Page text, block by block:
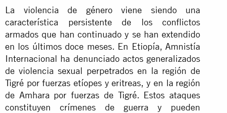
La violencia de género viene siendo una
característica persistente de los conflictos
armados que han continuado y se han extendido
en los últimos doce meses. En Etiopía, Amnistía
Internacional ha denunciado actos generalizados
de violencia sexual perpetrados en la región de
Tigré por fuerzas etíopes y eritreas, y en la región
de Amhara por fuerzas de Tigré. Estos ataques
constituyen crímenes de guerra y pueden